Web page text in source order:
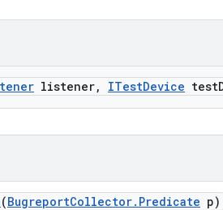
listener, ITestDevice test
(BugreportCollector. Predicate p)